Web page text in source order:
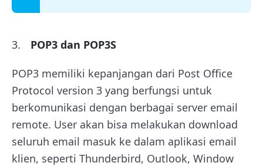
POP3 dan POP3S
POP3 memiliki kepanjangan dari Post Office
Protocol version 3 yang berfungsi untuk
berkomunikasi dengan berbagai server email
remote. User akan bisa melakukan download
seluruh email masuk ke dalam aplikasi email
klien, seperti Thunderbird, Outlook, Window